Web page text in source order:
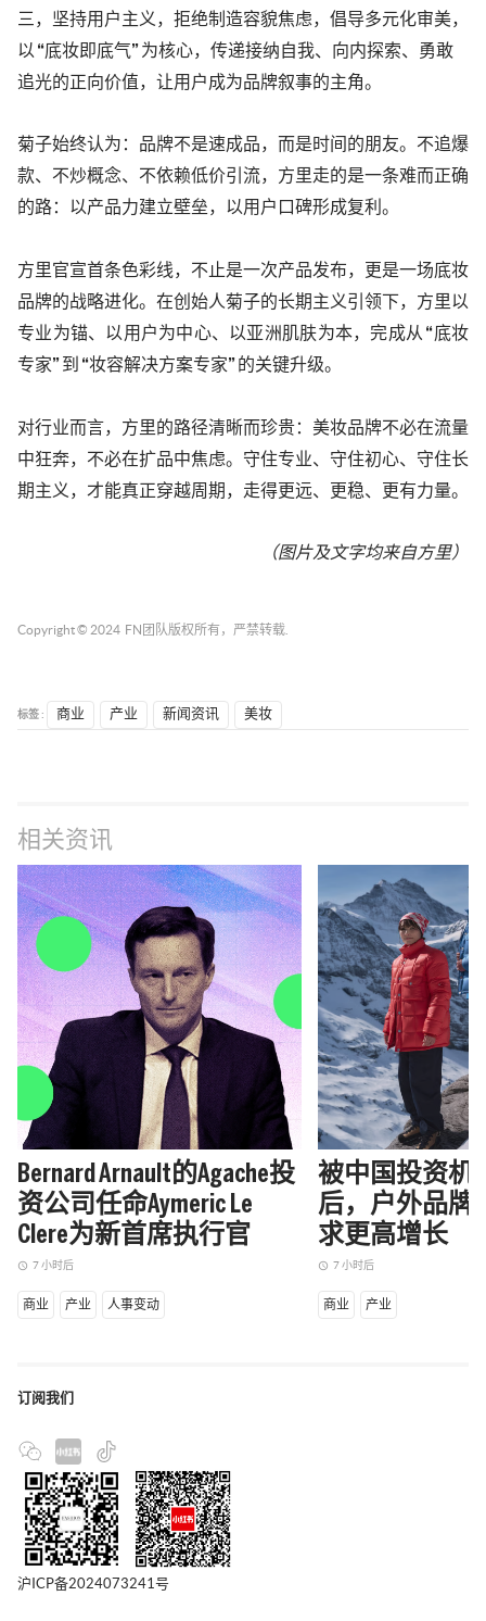
三，坚持用户主义，拒绝制造容貌焦虑，倡导多元化审美，
以 “底妆即底气” 为核心，传递接纳自我、向内探索、勇敢
追光的正向价值，让用户成为品牌叙事的主角。
菊子始终认为：品牌不是速成品，而是时间的朋友。不追爆
款、不炒概念、不依赖低价引流，方里走的是一条难而正确
的路：以产品力建立壁垒，以用户口碑形成复利。
方里官宣首条色彩线，不止是一次产品发布，更是一场底妆
品牌的战略进化。在创始人菊子的长期主义引领下，方里以
专业为锚、以用户为中心、以亚洲肌肤为本，完成从 “底妆
专家” 到 “妆容解决方案专家” 的关键升级。
对行业而言，方里的路径清晰而珍贵：美妆品牌不必在流量
中狂奔，不必在扩品中焦虑。守住专业、守住初心、守住长
期主义，才能真正穿越周期，走得更远、更稳、更有力量。
（图片及文字均来自方里）
Copyright © 2024 FN团队 版权所有，严禁转载.
标签 : 商业 产业 新闻资讯 美妆
相关资讯
Bernard Arnault的Agache投
资公司任命Aymeric Le
Clere为新首席执行官
access_time 7 小时后
商业 产业 人事变动
被中国投资机
后，户外品牌
求更高增长
access_time 7 小时后
商业 产业
订阅我们
沪ICP备2024073241号